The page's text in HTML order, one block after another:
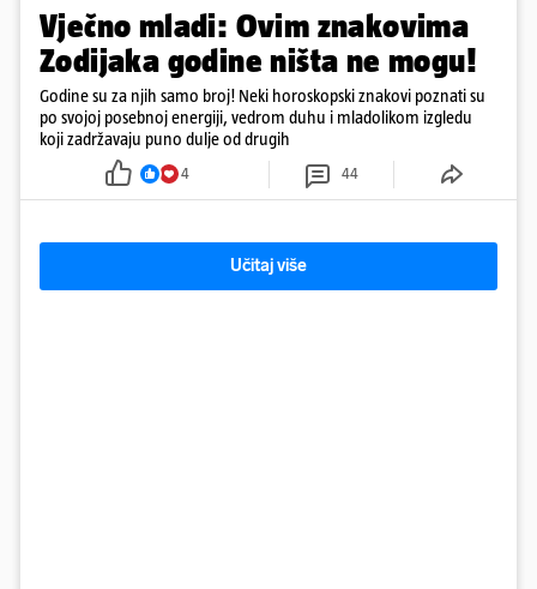
Vječno mladi: Ovim znakovima
Zodijaka godine ništa ne mogu!
Godine su za njih samo broj! Neki horoskopski znakovi poznati su
po svojoj posebnoj energiji, vedrom duhu i mladolikom izgledu
koji zadržavaju puno dulje od drugih
4 44
Učitaj više